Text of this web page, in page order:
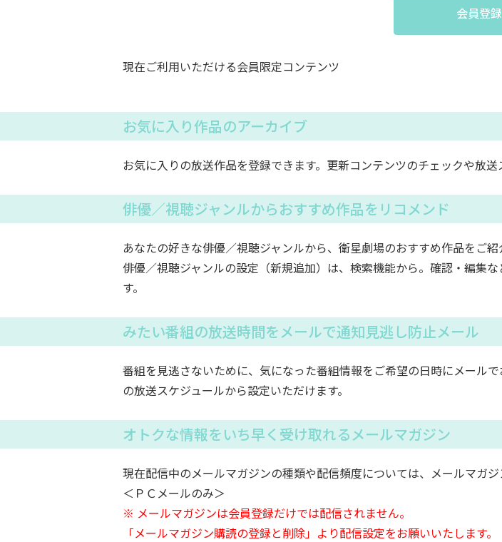
会員登録
現在ご利用いただける会員限定コンテンツ
お気に入り作品のアーカイブ
お気に入りの放送作品を登録できます。更新コンテンツのチェックや放送
俳優／視聴ジャンルからおすすめ作品をリコメンド
あなたの好きな俳優／視聴ジャンルから、衛星劇場のおすすめ作品をご紹
俳優／視聴ジャンルの設定（新規追加）は、検索機能から。確認・編集
す。
みたい番組の放送時間をメールで通知見逃し防止メール
番組を見逃さないために、気になった番組情報をご希望の日時にメール
の放送スケジュールから設定いただけます。
オトクな情報をいち早く受け取れるメールマガジン
現在配信中のメールマガジンの種類や配信頻度については、メールマガジ
＜ＰＣメールのみ＞
※ メールマガジンは会員登録だけでは配信されません。
「メールマガジン購読の登録と削除」より配信設定をお願いいたします。